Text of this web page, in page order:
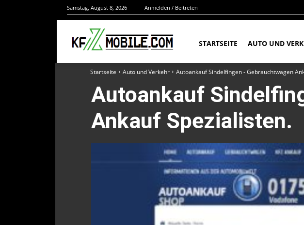
Samstag, August 8, 2026 Anmelden / Beitreten
STARTSEITE AUTO UND
Startseite Auto und Verkehr Autoankauf Sindelfingen - Gebrauchtwagen
Autoankauf
Ankauf Spezialisten.